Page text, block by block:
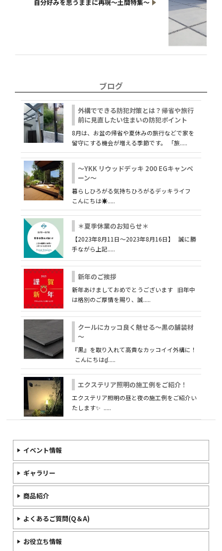
自分好みを思うままに再現～土間特集～
ブログ
外構でできる防犯対策とは？帰省や旅行
前に見直したい住まいの防犯ポイント
8月は、お盆の帰省や夏休みの旅行などで家を
留守にする機会が増える季節です。 「旅.....
～YKK リウッドデッキ 200 EGキャンペ
ーン～
暮らしひろがる気持ちひろがるデッキライフ
こんにちは☀.....
＊夏季休業のお知らせ＊
【2023年8月11日～2023年8月16日】 誠に勝
手ながら上記.....
新年のご挨拶
新年あけましておめでとうございます 旧年中
は格別のご厚情を賜り、誠.....
クールにカッコ良く魅せる～黒の舗装材
～
『黒』を取り入れて高貴なカッコイイ外構に！
こんにちはɠ.....
エクステリア照明の施工例をご紹介！
エクステリア照明の昼と夜の施工例をご紹介い
たします✨ .....
イベント情報
ギャラリー
商品紹介
よくあるご質問(Q＆A)
お役立ち情報